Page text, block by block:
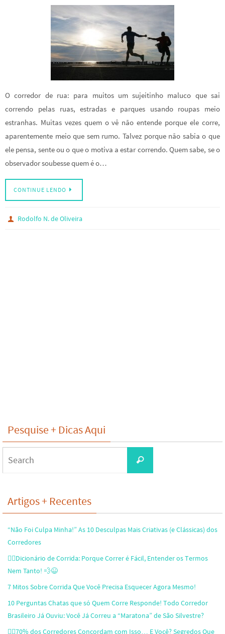
O corredor de rua: para muitos um sujeitinho maluco que sai
correndo pelas ruas, estradas e parques usando roupas meio
estranhas. Muitas vezes quem o vê não entende porque ele corre,
aparentemente meio que sem rumo. Talvez porque não sabia o que
ele pensa, sente ou o que o motiva a estar correndo. Quem sabe, se o
observador soubesse quem é o…
CONTINUE LENDO
Rodolfo N. de Oliveira
Pesquise + Dicas Aqui
Search
Artigos + Recentes
“Não Foi Culpa Minha!” As 10 Desculpas Mais Criativas (e Clássicas) dos
Corredores
🏃‍♂️Dicionário de Corrida: Porque Correr é Fácil, Entender os Termos
Nem Tanto! 💨😆
7 Mitos Sobre Corrida Que Você Precisa Esquecer Agora Mesmo!
10 Perguntas Chatas que só Quem Corre Responde! Todo Corredor
Brasileiro Já Ouviu: Você Já Correu a “Maratona” de São Silvestre?
🏃‍♂️70% dos Corredores Concordam com Isso… E Você? Segredos Que